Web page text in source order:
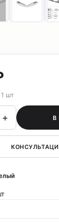
шт
+ В